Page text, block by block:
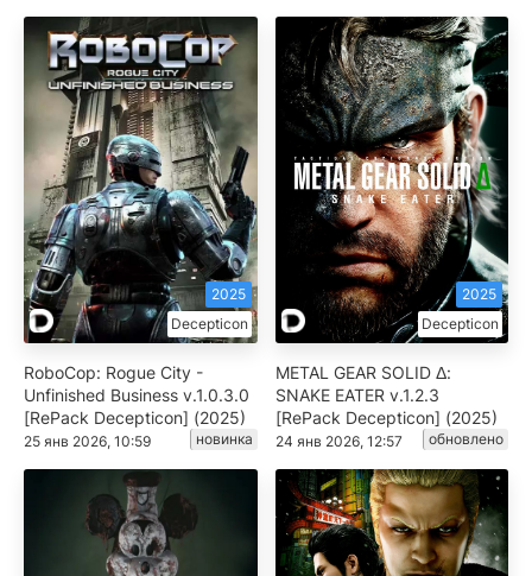
Decepticon
2025
RoboCop: Rogue City -
Unfinished Business v.1.0.3.0
[RePack Decepticon] (2025)
25 янв 2026, 10:59 новинка
Decepticon
2025
METAL GEAR SOLID Δ:
SNAKE EATER v.1.2.3
[RePack Decepticon] (2025)
24 янв 2026, 12:57 обновлено